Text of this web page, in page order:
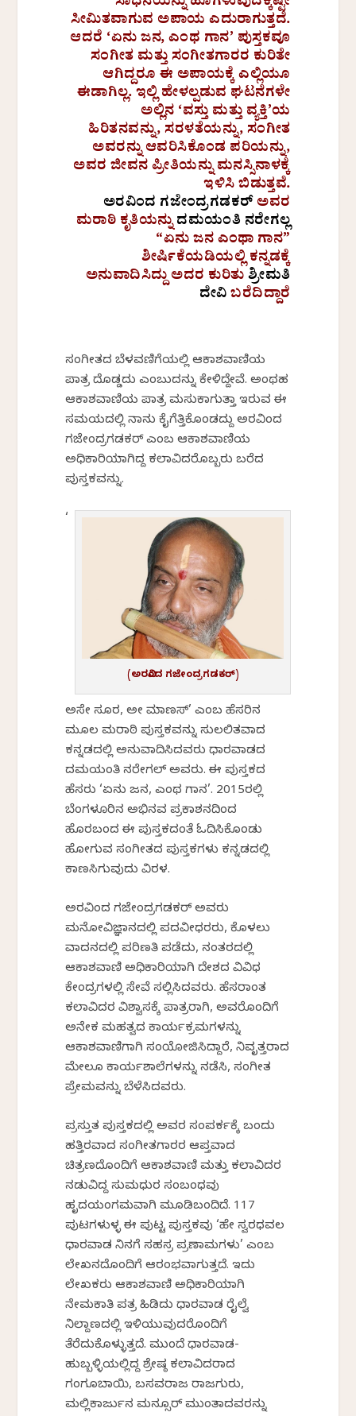
ಸೀಮಿತವಾಗುವ ಅಪಾಯ ಎದುರಾಗುತ್ತದೆ.
ಆದರೆ ‘ಏನು ಜನ, ಎಂಥ ಗಾನ’ ಪುಸ್ತಕವೂ
ಸಂಗೀತ ಮತ್ತು ಸಂಗೀತಗಾರರ ಕುರಿತೇ
ಆಗಿದ್ದರೂ ಈ ಅಪಾಯಕ್ಕೆ ಎಲ್ಲಿಯೂ
ಈಡಾಗಿಲ್ಲ. ಇಲ್ಲಿ ಹೇಳಲ್ಪಡುವ ಘಟನೆಗಳೇ
ಅಲ್ಲಿನ ‘ವಸ್ತು ಮತ್ತು ವ್ಯಕ್ತಿ’ಯ
ಹಿರಿತನವನ್ನು, ಸರಳತೆಯನ್ನು, ಸಂಗೀತ
ಅವರನ್ನು ಆವರಿಸಿಕೊಂಡ ಪರಿಯನ್ನು,
ಅವರ ಜೀವನ ಪ್ರೀತಿಯನ್ನು ಮನಸ್ಸಿನಾಳಕ್ಕೆ
ಇಳಿಸಿ ಬಿಡುತ್ತವೆ.
ಅರವಿಂದ ಗಜೇಂದ್ರಗಡಕರ್ಅವರ
ಮರಾಠಿ ಕೃತಿಯನ್ನುದಮಯಂತಿ ನರೇಗಲ್ಲ
“ಏನು ಜನ ಎಂಥಾ ಗಾನ”
ಶೀರ್ಷಿಕೆಯಡಿಯಲ್ಲಿ ಕನ್ನಡಕ್ಕೆ
ಅನುವಾದಿಸಿದ್ದು ಅದರ ಕುರಿತುಶ್ರೀಮತಿ
ದೇವಿಬರೆದಿದ್ದಾರೆ
ಸಂಗೀತದ ಬೆಳವಣಿಗೆಯಲ್ಲಿ ಆಕಾಶವಾಣಿಯ
ಪಾತ್ರ ದೊಡ್ಡದು ಎಂಬುದನ್ನು ಕೇಳಿದ್ದೇವೆ. ಅಂಥಹ
ಆಕಾಶವಾಣಿಯ ಪಾತ್ರ ಮಸುಕಾಗುತ್ತಾ ಇರುವ ಈ
ಸಮಯದಲ್ಲಿ ನಾನು ಕೈಗೆತ್ತಿಕೊಂಡದ್ದು ಅರವಿಂದ
ಗಜೇಂದ್ರಗಡಕರ್ ಎಂಬ ಆಕಾಶವಾಣಿಯ
ಅಧಿಕಾರಿಯಾಗಿದ್ದ ಕಲಾವಿದರೊಬ್ಬರು ಬರೆದ
ಪುಸ್ತಕವನ್ನು.
(ಅರವಿಂದ ಗಜೇಂದ್ರಗಡಕರ್)
‘
ಅಸೇ ಸೂರ, ಅಶೀ ಮಾಣಸ್’ ಎಂಬ ಹೆಸರಿನ
ಮೂಲ ಮರಾಠಿ ಪುಸ್ತಕವನ್ನು ಸುಲಲಿತವಾದ
ಕನ್ನಡದಲ್ಲಿ ಅನುವಾದಿಸಿದವರು ಧಾರವಾಡದ
ದಮಯಂತಿ ನರೇಗಲ್ ಅವರು. ಈ ಪುಸ್ತಕದ
ಹೆಸರು ‘ಏನು ಜನ, ಎಂಥ ಗಾನ’. 2015ರಲ್ಲಿ
ಬೆಂಗಳೂರಿನ ಅಭಿನವ ಪ್ರಕಾಶನದಿಂದ
ಹೊರಬಂದ ಈ ಪುಸ್ತಕದಂತೆ ಓದಿಸಿಕೊಂಡು
ಹೋಗುವ ಸಂಗೀತದ ಪುಸ್ತಕಗಳು ಕನ್ನಡದಲ್ಲಿ
ಕಾಣಸಿಗುವುದು ವಿರಳ.
ಅರವಿಂದ ಗಜೇಂದ್ರಗಡಕರ್ ಅವರು
ಮನೋವಿಜ್ಞಾನದಲ್ಲಿ ಪದವೀಧರರು, ಕೊಳಲು
ವಾದನದಲ್ಲಿ ಪರಿಣತಿ ಪಡೆದು, ನಂತರದಲ್ಲಿ
ಆಕಾಶವಾಣಿ ಅಧಿಕಾರಿಯಾಗಿ ದೇಶದ ವಿವಿಧ
ಕೇಂದ್ರಗಳಲ್ಲಿ ಸೇವೆ ಸಲ್ಲಿಸಿದವರು. ಹೆಸರಾಂತ
ಕಲಾವಿದರ ವಿಶ್ವಾಸಕ್ಕೆ ಪಾತ್ರರಾಗಿ, ಅವರೊಂದಿಗೆ
ಅನೇಕ ಮಹತ್ವದ ಕಾರ್ಯಕ್ರಮಗಳನ್ನು
ಆಕಾಶವಾಣಿಗಾಗಿ ಸಂಯೋಜಿಸಿದ್ದಾರೆ, ನಿವೃತ್ತರಾದ
ಮೇಲೂ ಕಾರ್ಯಶಾಲೆಗಳನ್ನು ನಡೆಸಿ, ಸಂಗೀತ
ಪ್ರೇಮವನ್ನು ಬೆಳೆಸಿದವರು.
ಪ್ರಸ್ತುತ ಪುಸ್ತಕದಲ್ಲಿ ಅವರ ಸಂಪರ್ಕಕ್ಕೆ ಬಂದು
ಹತ್ತಿರವಾದ ಸಂಗೀತಗಾರರ ಆಪ್ತವಾದ
ಚಿತ್ರಣದೊಂದಿಗೆ ಆಕಾಶವಾಣಿ ಮತ್ತು ಕಲಾವಿದರ
ನಡುವಿದ್ದ ಸುಮಧುರ ಸಂಬಂಧವು
ಹೃದಯಂಗಮವಾಗಿ ಮೂಡಿಬಂದಿದೆ. 117
ಪುಟಗಳುಳ್ಳ ಈ ಪುಟ್ಟ ಪುಸ್ತಕವು ‘ಹೇ ಸ್ವರಧವಲ
ಧಾರವಾಡ ನಿನಗೆ ಸಹಸ್ರ ಪ್ರಣಾಮಗಳು’ ಎಂಬ
ಲೇಖನದೊಂದಿಗೆ ಆರಂಭವಾಗುತ್ತದೆ. ಇದು
ಲೇಖಕರು ಆಕಾಶವಾಣಿ ಅಧಿಕಾರಿಯಾಗಿ
ನೇಮಕಾತಿ ಪತ್ರ ಹಿಡಿದು ಧಾರವಾಡ ರೈಲ್ವೆ
ನಿಲ್ದಾಣದಲ್ಲಿ ಇಳಿಯುವುದರೊಂದಿಗೆ
ತೆರೆದುಕೊಳ್ಳುತ್ತದೆ. ಮುಂದೆ ಧಾರವಾಡ-
ಹುಬ್ಬಳ್ಳಿಯಲ್ಲಿದ್ದ ಶ್ರೇಷ್ಠ ಕಲಾವಿದರಾದ
ಗಂಗೂಬಾಯಿ, ಬಸವರಾಜ ರಾಜಗುರು,
ಮಲ್ಲಿಕಾರ್ಜುನ ಮನ್ಸೂರ್ ಮುಂತಾದವರನ್ನು